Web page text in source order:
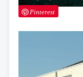
Pinterest